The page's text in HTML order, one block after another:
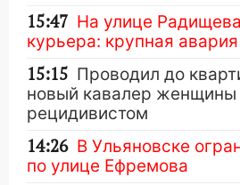
15:47 На улице
курьера: крупная
15:15 Проводил до
новый кавалер женщины
рецидивистом
14:26 В Ульяновске
по улице Ефремова